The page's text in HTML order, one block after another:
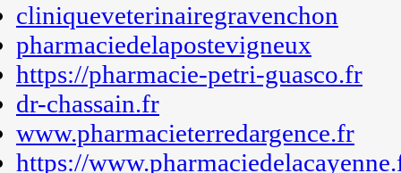
cliniqueveterinairegravenchon
pharmaciedelapostevigneux
https://pharmacie-petri-guasco.fr
dr-chassain.fr
www.pharmacieterredargence.fr
https://